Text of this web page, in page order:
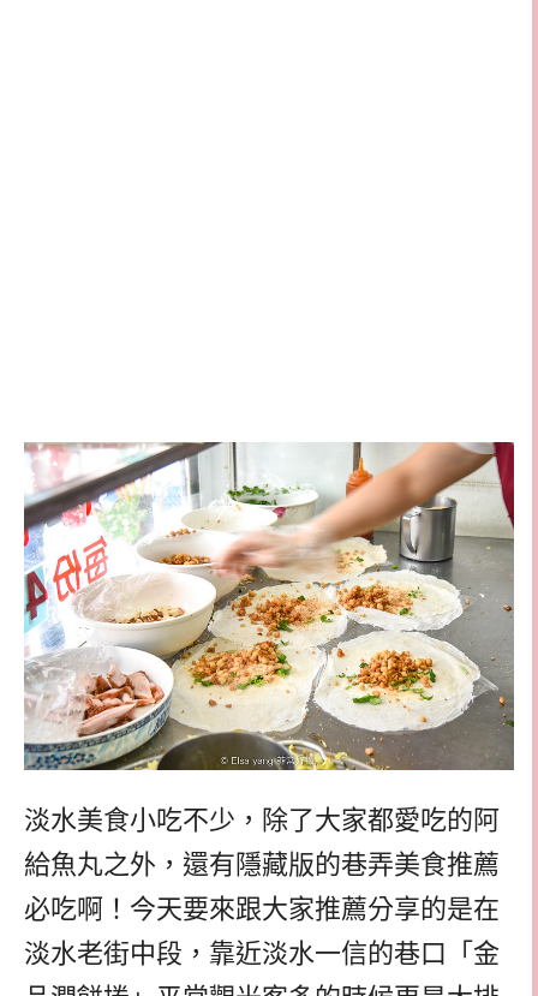
淡水美食小吃不少，除了大家都愛吃的阿
給魚丸之外，還有隱藏版的巷弄美食推薦
必吃啊！今天要來跟大家推薦分享的是在
淡水老街中段，靠近淡水一信的巷口「金